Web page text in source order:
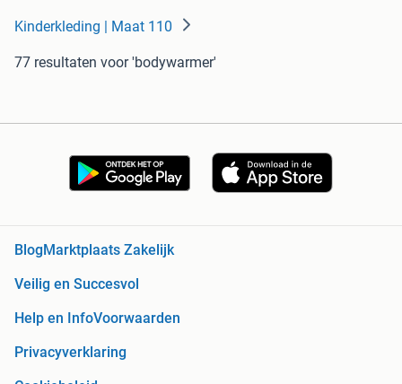
Kinderkleding | Maat 110
77 resultaten voor 'bodywarmer'
Blog Marktplaats Zakelijk
Veilig en Succesvol
Help en InfoVoorwaarden
Privacyverklaring